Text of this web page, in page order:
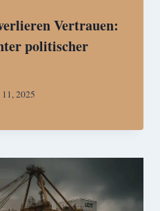
Vertrauen:
politischer
2025